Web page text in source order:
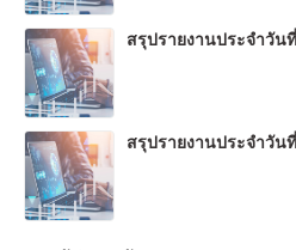
ของราคา ก๊าซธรรมชาติเพิ่มขึ้น
รียญดอลลาห์สหรัฐ ต่อ BTU ในทำนอ
กังหันในท่อส่งก๊าซในยุโรปทำให้เกิด
นั้นราคาจะยังคงมีแนวโน้มสูงขึ้น
สรุปรายงานประจำวัน
สรุปรายงานประจำวัน